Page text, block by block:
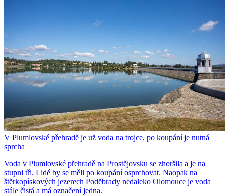
V Plumlovské přehradě je už voda na trojce, po koupání je nutná
sprcha
Voda v Plumlovské přehradě na Prostějovsku se zhoršila a je na
stupni tři. Lidé by se měli po koupání osprchovat. Naopak na
štěrkopískových jezerech Poděbrady nedaleko Olomouce je voda
stále čistá a má označení jedna.